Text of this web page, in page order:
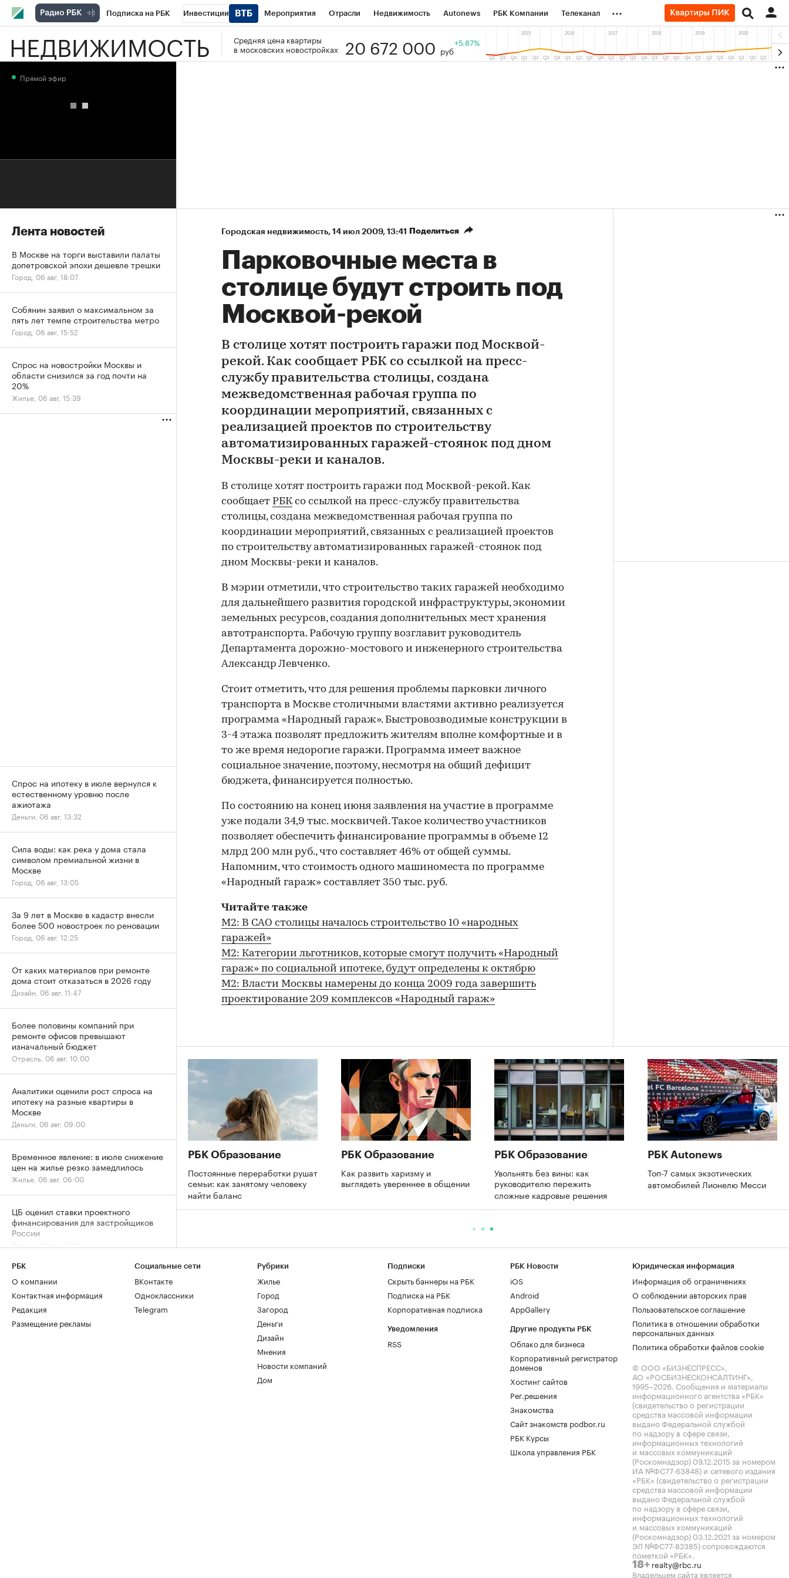
Подписка на РБК Инвестиции Мероприятия Отрасли Недвижимость Autonews РБК Компании Телеканал
РБК Вино Спорт Школа управления РБК РБК Образование Тренды
...
НЕДВИЖИМОСТЬ
Средняя цена квартиры
в московских новостройках
20 672 000 руб
+5.87%
Городская недвижимость⁠, 14 июл 2009, 13:41 Поделиться
Парковочные места в
столице будут строить под
Москвой-рекой
В столице хотят построить гаражи под Москвой-
рекой. Как сообщает РБК со ссылкой на пресс-
службу правительства столицы, создана
межведомственная рабочая группа по
координации мероприятий, связанных с
реализацией проектов по строительству
автоматизированных гаражей-стоянок под дном
Москвы-реки и каналов.
В столице хотят построить гаражи под Москвой-рекой. Как
сообщает РБК со ссылкой на пресс-службу правительства
столицы, создана межведомственная рабочая группа по
координации мероприятий, связанных с реализацией проектов
по строительству автоматизированных гаражей-стоянок под
дном Москвы-реки и каналов.
В мэрии отметили, что строительство таких гаражей необходимо
для дальнейшего развития городской инфраструктуры, экономии
земельных ресурсов, создания дополнительных мест хранения
автотранспорта. Рабочую группу возглавит руководитель
Департамента дорожно-мостового и инженерного строительства
Александр Левченко.
Стоит отметить, что для решения проблемы парковки личного
транспорта в Москве столичными властями активно реализуется
программа «Народный гараж». Быстровозводимые конструкции в
3-4 этажа позволят предложить жителям вполне комфортные и в
то же время недорогие гаражи. Программа имеет важное
социальное значение, поэтому, несмотря на общий дефицит
бюджета, финансируется полностью.
По состоянию на конец июня заявления на участие в программе
уже подали 34,9 тыс. москвичей. Такое количество участников
позволяет обеспечить финансирование программы в объеме 12
млрд 200 млн руб., что составляет 46% от общей суммы.
Напомним, что стоимость одного машиноместа по программе
«Народный гараж» составляет 350 тыс. руб.
Читайте также
М2: В САО столицы началось строительство 10 «народных
гаражей»
М2: Категории льготников, которые смогут получить «Народный
гараж» по социальной ипотеке, будут определены к октябрю
М2: Власти Москвы намерены до конца 2009 года завершить
проектирование 209 комплексов «Народный гараж»
РБК Образование
Постоянные переработки рушат
семьи: как занятому человеку
найти баланс
РБК Образование
Как развить харизму и
выглядеть увереннее в общении
РБК Образование
Увольнять без вины: как
руководителю пережить
сложные кадровые решения
РБК Autonews
Топ-7 самых экзотических
автомобилей Лионелю Месси
Прямой эфир
Лента новостей
В Москве на торги выставили палаты
допетровской эпохи дешевле трешки
Город, 06 авг, 18:07
Собянин заявил о максимальном за
пять лет темпе строительства метро
Город, 06 авг, 15:52
Спрос на новостройки Москвы и
области снизился за год почти на
20%
Жилье, 06 авг, 15:39
Спрос на ипотеку в июле вернулся к
естественному уровню после
ажиотажа
Деньги, 06 авг, 13:32
Сила воды: как река у дома стала
символом премиальной жизни в
Москве
Город, 06 авг, 13:05
За 9 лет в Москве в кадастр внесли
более 500 новостроек по реновации
Город, 06 авг, 12:25
От каких материалов при ремонте
дома стоит отказаться в 2026 году
Дизайн, 06 авг, 11:47
Более половины компаний при
ремонте офисов превышают
изначальный бюджет
Отрасль, 06 авг, 10:00
Аналитики оценили рост спроса на
ипотеку на разные квартиры в
Москве
Деньги, 06 авг, 09:00
Временное явление: в июле снижение
цен на жилье резко замедлилось
Жилье, 06 авг, 06:00
ЦБ оценил ставки проектного
финансирования для застройщиков
России
«Домклик» отметил
перераспределение ипотечного
спроса в сторону вторички
Деньги, 05 авг, 15:13
РБК
О компании
Контактная информация
Редакция
Размещение рекламы
Социальные сети
ВКонтакте
Одноклассники
Telegram
Рубрики
Жилье
Город
Загород
Деньги
Дизайн
Мнения
Новости компаний
Дом
Подписки
Скрыть баннеры на РБК
Подписка на РБК
Корпоративная подписка
Уведомления
RSS
РБК Новости
iOS
Android
AppGallery
Другие продукты РБК
Облако для бизнеса
Корпоративный регистратор
доменов
Хостинг сайтов
Рег.решения
Знакомства
Сайт знакомств podbor.ru
РБК Курсы
Школа управления РБК
Юридическая информация
Информация об ограничениях
О соблюдении авторских прав
Пользовательское соглашение
Политика в отношении обработки
персональных данных
Политика обработки файлов cookie
© ООО «БИЗНЕСПРЕСС»,
АО «РОСБИЗНЕСКОНСАЛТИНГ»,
1995–2026. Сообщения и материалы
информационного агентства «РБК»
(свидетельство о регистрации
средства массовой информации
выдано Федеральной службой
по надзору в сфере связи,
информационных технологий
и массовых коммуникаций
(Роскомнадзор) 09.12.2015 за номером
ИА №ФС77-63848) и сетевого издания
«РБК» (свидетельство о регистрации
средства массовой информации
выдано Федеральной службой
по надзору в сфере связи,
информационных технологий
и массовых коммуникаций
(Роскомнадзор) 03.12.2021 за номером
ЭЛ №ФС77-82385) сопровождаются
пометкой «РБК».
18+ realty@rbc.ru
Владельцем сайта является